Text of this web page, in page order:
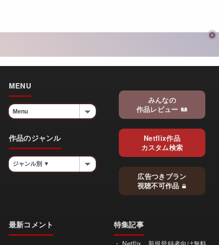
MENU
作品のジャンル
みんなの
作品レビュー
Netflix作品
カスタム検索
広告つきプラン
視聴不可作品
最新コメント 特集記事